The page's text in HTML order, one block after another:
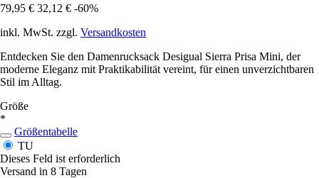
79,95 € 32,12 € -60%
inkl. MwSt. zzgl. Versandkosten
Entdecken Sie den Damenrucksack Desigual Sierra Prisa Mini, der
moderne Eleganz mit Praktikabilität vereint, für einen unverzichtbaren
Stil im Alltag.
Größe
*
Größentabelle
TU
Dieses Feld ist erforderlich
Versand in 8 Tagen